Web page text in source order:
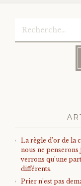
La règle d’or de la
nous ne penserons
verrons qu’une
différents.
Prier n’est pas